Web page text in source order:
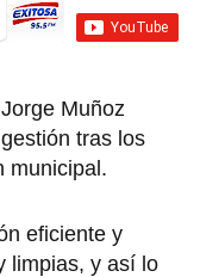
Muñoz
tras los
municipal.
eficiente y
limpias, y así lo